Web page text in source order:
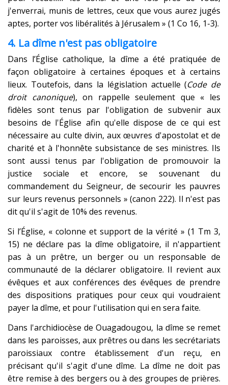
j'enverrai, munis de lettres, ceux que vous aurez jugés
aptes, porter vos libéralités à Jérusalem » (1 Co 16, 1-3).
4. La dîme n'est pas obligatoire
Dans l’Église catholique, la dîme a été pratiquée de
façon obligatoire à certaines époques et à certains
lieux. Toutefois, dans la législation actuelle (Code de
droit canonique), on rappelle seulement que « les
fidèles sont tenus par l'obligation de subvenir aux
besoins de l'Église afin qu'elle dispose de ce qui est
nécessaire au culte divin, aux œuvres d'apostolat et de
charité et à l'honnête subsistance de ses ministres. Ils
sont aussi tenus par l'obligation de promouvoir la
justice sociale et encore, se souvenant du
commandement du Seigneur, de secourir les pauvres
sur leurs revenus personnels » (canon 222). Il n'est pas
dit qu'il s'agit de 10% des revenus.
Si l’Église, « colonne et support de la vérité » (1 Tm 3,
15) ne déclare pas la dîme obligatoire, il n'appartient
pas à un prêtre, un berger ou un responsable de
communauté de la déclarer obligatoire. Il revient aux
évêques et aux conférences des évêques de prendre
des dispositions pratiques pour ceux qui voudraient
payer la dîme, et pour l'utilisation qui en sera faite.
Dans l'archidiocèse de Ouagadougou, la dîme se remet
dans les paroisses, aux prêtres ou dans les secrétariats
paroissiaux contre établissement d'un reçu, en
précisant qu'il s'agit d'une dîme. La dîme ne doit pas
être remise à des bergers ou à des groupes de prières.